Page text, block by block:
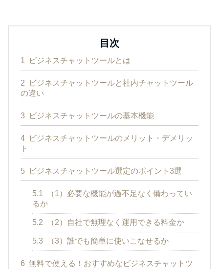
目次
1 ビジネスチャットツールとは
2
ビジネスチャットツールと社内チャットツール
の違い
3 ビジネスチャットツールの基本機能
4
ビジネスチャットツールのメリット・デメリッ
ト
5 ビジネスチャットツール選定のポイント3選
5.1
（1）必要な機能が過不足なく備わってい
るか
5.2 （2）自社で無理なく運用できる料金か
5.3 （3）誰でも簡単に使いこなせるか
6 無料で使える！おすすめなビジネスチャットツ